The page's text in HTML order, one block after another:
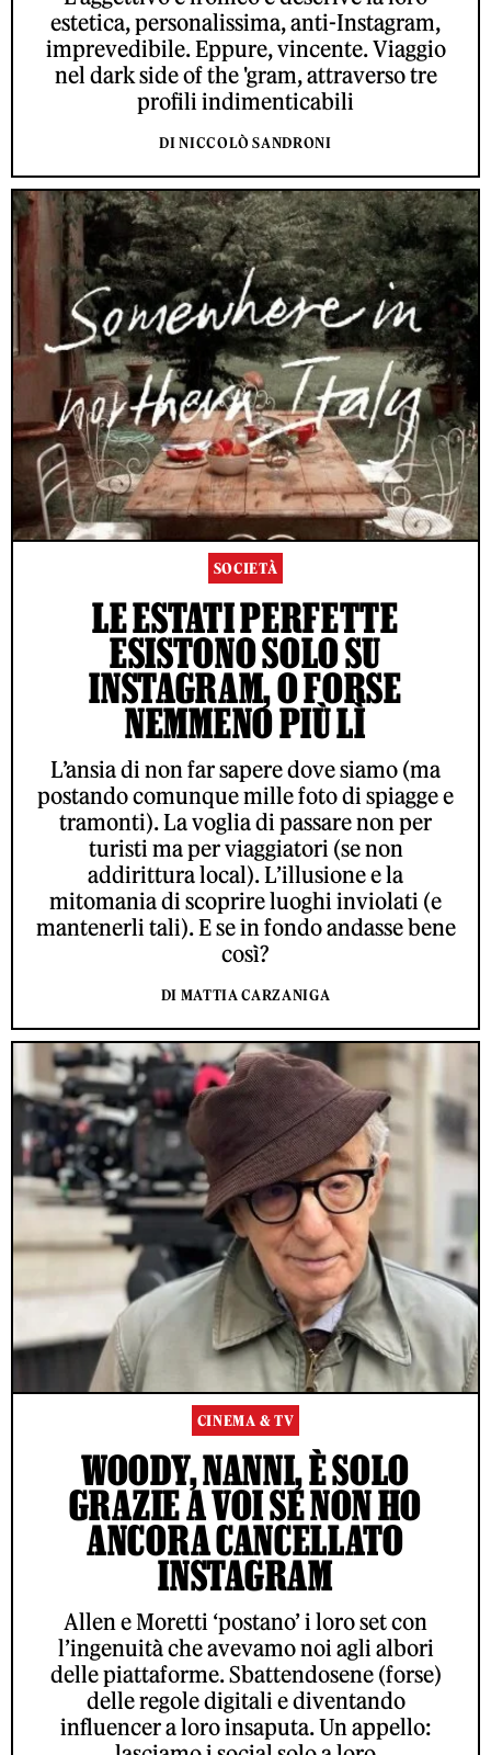
estetica, personalissima, anti-Instagram,
imprevedibile. Eppure, vincente. Viaggio
nel dark side of the 'gram, attraverso tre
profili indimenticabili
DI NICCOLÒ SANDRONI
SOCIETÀ
LE ESTATI PERFETTE
ESISTONO SOLO SU
INSTAGRAM, O FORSE
NEMMENO PIÙ LÌ
L’ansia di non far sapere dove siamo (ma
postando comunque mille foto di spiagge e
tramonti). La voglia di passare non per
turisti ma per viaggiatori (se non
addirittura local). L’illusione e la
mitomania di scoprire luoghi inviolati (e
mantenerli tali). E se in fondo andasse bene
così?
DI MATTIA CARZANIGA
CINEMA & TV
WOODY, NANNI, È SOLO
GRAZIE A VOI SE NON HO
ANCORA CANCELLATO
INSTAGRAM
Allen e Moretti ‘postano’ i loro set con
l’ingenuità che avevamo noi agli albori
delle piattaforme. Sbattendosene (forse)
delle regole digitali e diventando
influencer a loro insaputa. Un appello: